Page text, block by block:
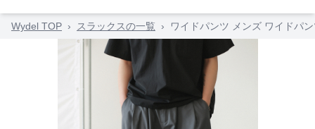
Wydel TOP › スラックスの一覧 › ワイドパンツ メンズ ワイドパ